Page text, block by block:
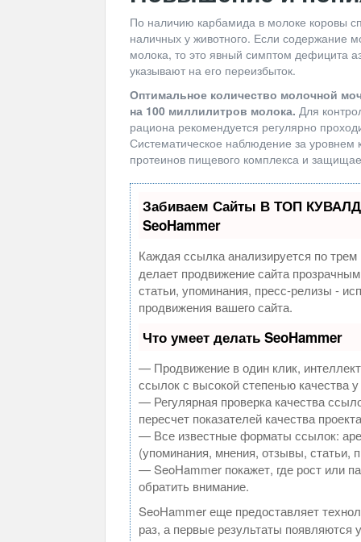
По наличию карбамида в молоке коровы
наличных у животного. Если содержание
молока, то это явный симптом дефицита
указывают на его переизбыток.
Оптимальное количество молочной
на 100 миллилитров молока. Для
рациона рекомендуется регулярно
Систематическое наблюдение за
протеинов пищевого комплекса и
Забиваем Сайты В ТОП
SeoHammer
Каждая ссылка анализируется по
делает продвижение сайта
статьи, упоминания, пресс-релизы -
продвижения вашего сайта.
Что умеет делать SeoHammer
— Продвижение в один клик,
ссылок с высокой степенью качества
— Регулярная проверка качества
пересчет показателей качества
— Все известные форматы ссылок:
(упоминания, мнения, отзывы, статьи,
— SeoHammer покажет, где рост или
обратить внимание.
SeoHammer еще предоставляет
раз, а первые результаты появляются